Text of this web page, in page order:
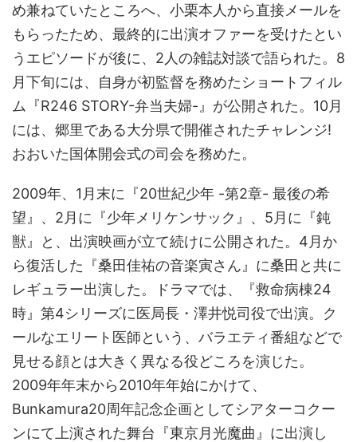
め兼ねていたところへ、小栗本人から直接メールを
もらったため、最終的に出演オファーを受けたとい
うエピソードが後に、2人の雑誌対談で語られた。8
月下旬には、自身が初監督を務めたショートフィル
ム『R246 STORY-弁当夫婦-』が公開された。10月
には、郷里である大分県で開催されたチャレンジ!
おおいた国体開会式の司会を務めた。
2009年、1月末に『20世紀少年 -第2章- 最後の希
望』、2月に『少年メリケンサック』、5月に『鈍
獣』と、出演映画が立て続けに公開された。4月か
ら復活した『桑田佳祐の音楽寅さん』に桑田と共に
レギュラー出演した。ドラマでは、『救命病棟24
時』第4シリーズに医局長・澤井悦司役で出演。ク
ールなエリート医師という、バラエティ番組などで
見せる顔とは大きく異なる役どころを演じた。
2009年年末から2010年年始にかけて、
Bunkamura20周年記念企画としてシアターコクー
ンにて上演された舞台『東京月光魔曲』に出演し